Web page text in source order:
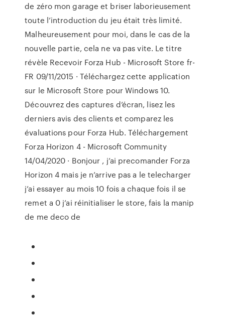
de zéro mon garage et briser laborieusement
toute l’introduction du jeu était très limité.
Malheureusement pour moi, dans le cas de la
nouvelle partie, cela ne va pas vite. Le titre
révèle Recevoir Forza Hub - Microsoft Store fr-
FR 09/11/2015 · Téléchargez cette application
sur le Microsoft Store pour Windows 10.
Découvrez des captures d’écran, lisez les
derniers avis des clients et comparez les
évaluations pour Forza Hub. Téléchargement
Forza Horizon 4 - Microsoft Community
14/04/2020 · Bonjour , j’ai precomander Forza
Horizon 4 mais je n’arrive pas a le telecharger
j’ai essayer au mois 10 fois a chaque fois il se
remet a 0 j’ai réinitialiser le store, fais la manip
de me deco de